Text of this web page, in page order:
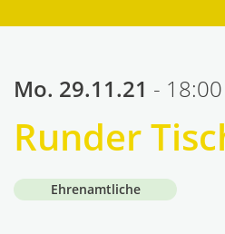
Mo. 29.11.21 -
Runder
Ehrenamtliche